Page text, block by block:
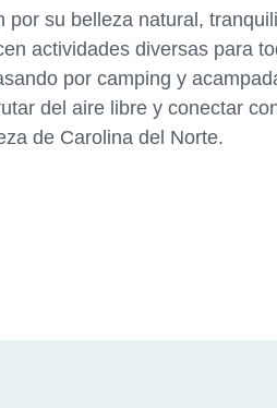
por su belleza natural,
actividades diversas para
por camping y
del aire libre y conectar
de Carolina del Norte.